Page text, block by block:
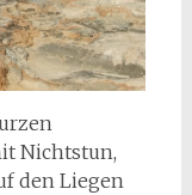
Nichtstun,
den Liegen